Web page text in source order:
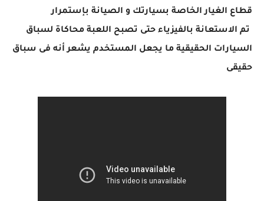
قطاع الغيار الخاصة بسيارتك و الصيانة بإستمرار
تم الاستعانة بالفيزياء حتى تصبح اللعبة محاكاة لسباق
السيارات الحقيقية ما يجعل المستخدم يشعر أنه فى سباق
حقيقى